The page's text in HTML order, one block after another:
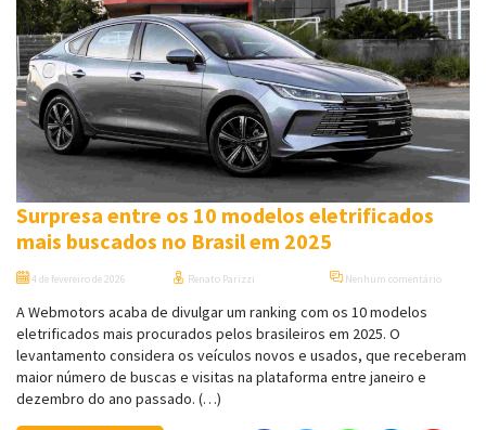
Surpresa entre os 10 modelos eletrificados
mais buscados no Brasil em 2025
4 de fevereiro de 2026 Renato Parizzi Nenhum comentário
A Webmotors acaba de divulgar um ranking com os 10 modelos
eletrificados mais procurados pelos brasileiros em 2025. O
levantamento considera os veículos novos e usados, que receberam
maior número de buscas e visitas na plataforma entre janeiro e
dezembro do ano passado. (…)